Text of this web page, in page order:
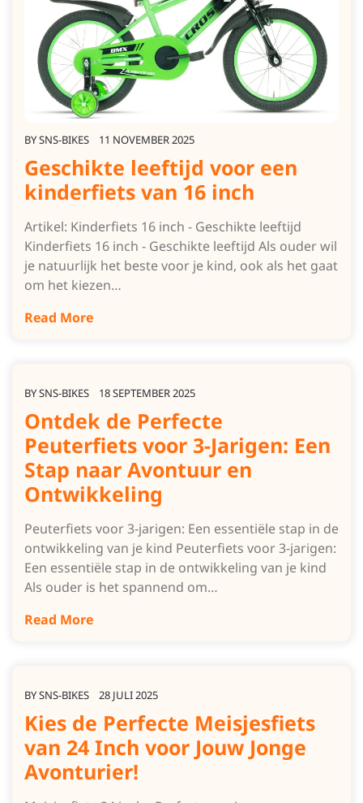
BYSNS-BIKES 11 NOVEMBER 2025
Geschikte leeftijd voor een
kinderfiets van 16 inch
Artikel: Kinderfiets 16 inch - Geschikte leeftijd
Kinderfiets 16 inch - Geschikte leeftijd Als ouder wil
je natuurlijk het beste voor je kind, ook als het gaat
om het kiezen…
Read More
BYSNS-BIKES 18 SEPTEMBER 2025
Ontdek de Perfecte
Peuterfiets voor 3-Jarigen: Een
Stap naar Avontuur en
Ontwikkeling
Peuterfiets voor 3-jarigen: Een essentiële stap in de
ontwikkeling van je kind Peuterfiets voor 3-jarigen:
Een essentiële stap in de ontwikkeling van je kind
Als ouder is het spannend om…
Read More
BYSNS-BIKES 28 JULI 2025
Kies de Perfecte Meisjesfiets
van 24 Inch voor Jouw Jonge
Avonturier!